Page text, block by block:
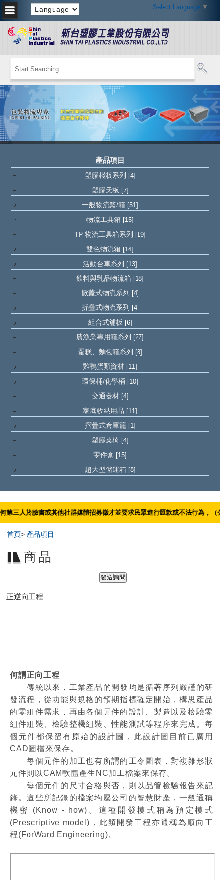
Select Language ▼
產品項目
塑膠棧板系列 [4]
塑膠天板 [7]
一般物流籃/箱 [51]
物流工具箱 [15]
TP 物流工具箱系列 [19]
雙色物流箱 [14]
活動台車系列 [13]
飲料與乳品物流箱 [18]
掀蓋式物流系列 [4]
折疊式物流系列 [4]
組合式舖板 [6]
農漁業專用箱系列 [27]
蛋糕、麵包箱系列 [8]
雞鴨蛋類資材 [11]
環保桶/化學桶 [10]
交通器材 [4]
家庭收納用品 [11]
摺疊式倉庫籠 [1]
塑膠桌椅 [4]
零件盒 [15]
超大型儲運箱 [8]
臉書或其他社群媒體招募徵才並要求民眾進行匯款或不法行為，（公司
首頁> 產品項目
商品
正逆向工程
何謂正向工程
傳統以來，工業產品的開發均是循著序列嚴謹的研
發流程，從功能與規格的預期指標確定開始，構思產品
的零組件需求，再由各個元件的設計、製造以及檢驗零
組件組裝、檢驗整機組裝、性能測試等程序來完成。每
個元件都保留有原始的設計圖，此設計圖目前已廣用
CAD圖檔來保存。
每個元件的加工也有所謂的工令圖表，對複雜形狀
元件則以CAM軟體產生NC加工檔案來保存。
每個元件的尺寸合格與否，則以品管檢驗報告來記
錄。這些所記錄的檔案均屬公司的智慧財產，一般通稱
機密 (Know - how)。這種開發模式稱為預定模式
(Prescriptive model)，此類開發工程亦通稱為順向工
程(ForWard Engineering)。